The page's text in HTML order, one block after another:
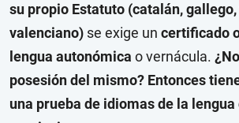
su propio Estatuto (catalán,
valenciano) se exige un certificado
lengua autonómica o vernácula.
posesión del mismo? Entonces
una prueba de idiomas de la